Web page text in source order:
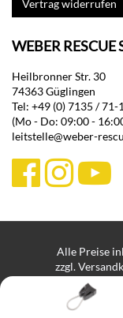
Vertrag widerrufen
WEBER RESCUE
Heilbronner Str. 30
74363 Güglingen
Tel: +49 (0) 7135 / 71-
(Mo - Do: 09:00 -
leitstelle@weber-
Alle Preise
zzgl.
Bei Lieferungen in
Impressum